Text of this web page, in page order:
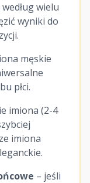
wielu
wyniki do
męskie
płci.
imiona (2-4
imiona
– jeśli